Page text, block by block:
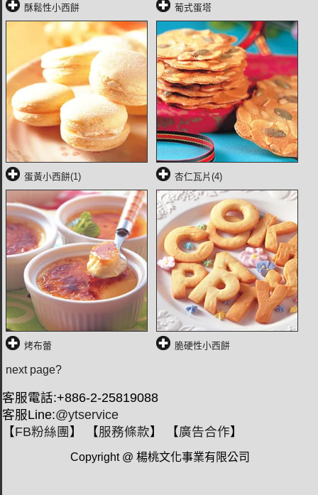
酥鬆性小西餅 葡式蛋塔
蛋黃小西餅(1) 杏仁瓦片(4)
烤布蕾 脆硬性小西餅
next page?
客服電話:+886-2-25819088
客服Line:@ytservice
【FB粉絲團 】 【服務條款】 【廣告合作】
Copyright @ 楊桃文化事業有限公司